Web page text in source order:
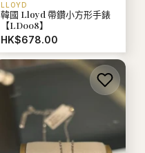
LLOYD
韓國 Lloyd 帶鑽小方形手錶
【LD008】
HK$678.00